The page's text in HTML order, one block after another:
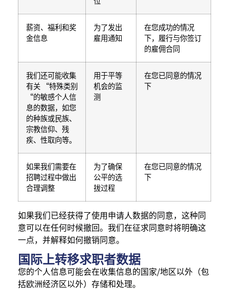
薪资、福利和奖
金信息
为了发出
雇用通知
在您成功的情况
下，履行与你签订
的雇佣合同
我们还可能收集
有关 “特殊类别
“的敏感个人信
息的数据，如您
的种族或民族、
宗教信仰、残
疾、性取向等。
用于平等
机会的监
测
在您已同意的情况
下
如果我们需要在
招聘过程中做出
合理调整
为了确保
公平的选
拔过程
在您已同意的情况
下
如果我们已经获得了使用申请人数据的同意，这种同
意可以在任何时候撤回。我们在征求同意时将明确这
一点，并解释如何撤销同意。
国际上转移求职者数据
您的个人信息可能会在收集信息的国家/地区以外（包
括欧洲经济区以外）存储和处理。